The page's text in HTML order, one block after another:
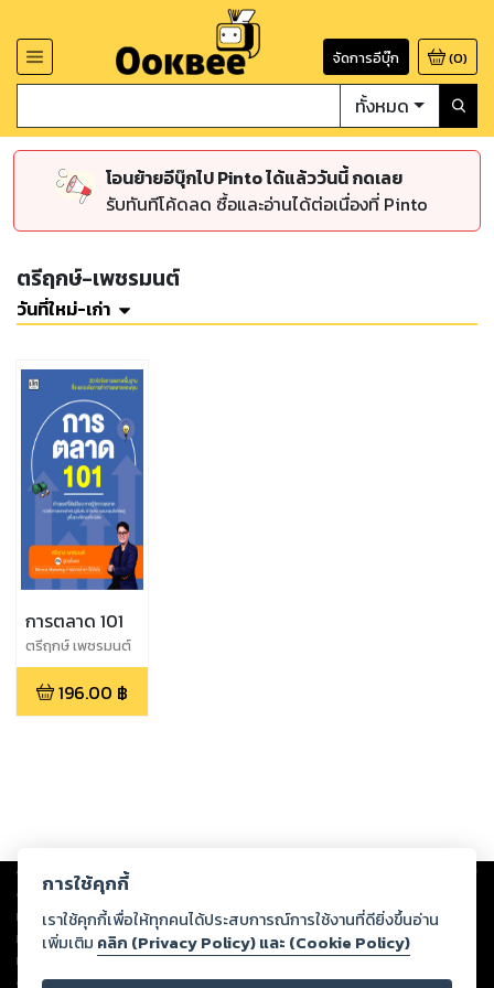
จัดการอีบุ๊ก (0)
ทั้งหมด
โอนย้ายอีบุ๊กไป Pinto ได้แล้ววันนี้ กดเลย
รับทันทีโค้ดลด ซื้อและอ่านได้ต่อเนื่องที่ Pinto
ตรีฤกษ์-เพชรมนต์
วันที่ใหม่-เก่า
การตลาด 101
ตรีฤกษ์ เพชรมนต์
196.00 ฿
Copyright © 2026
ต่อผลงานหรือเนื้อหาใดที่อัปโหลดผ่านเว็บไซต์และปรากฏว่าละเมิดสิทธิใน
ทรัพย์สินทางปัญญาของบุคคลอื่นหรือขัดต่อกฎหมายและศีลธรรม ดังนั้น ผู้อ่าน
ทุกท่านโปรดใช้วิจารณญาณในการกลั่นกรองด้วยตนเอง และหากท่านพบว่าส่วน
หนึ่งส่วนใดขัดต่อกฎหมายและศีลธรรม กรุณาแจ้งมายังบริษัท เพื่อทีมงานจะได้
ดำเนินการในทันที ทั้งนี้ ทางสตอรี่ล็อกขอสงวนลิขสิทธิ์ตามพระราชบัญญัติ
การใช้คุกกี้
เราใช้คุกกี้เพื่อให้ทุกคนได้ประสบการณ์การใช้งานที่ดียิ่งขึ้นอ่าน
เพิ่มเติม คลิก (Privacy Policy) และ (Cookie Policy)